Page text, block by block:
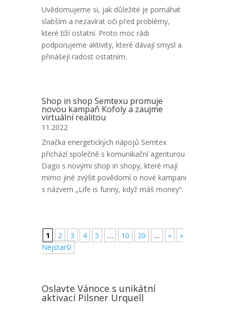
Uvědomujeme si, jak důležité je pomáhat
slabším a nezavírat oči před problémy,
které tíží ostatní. Proto moc rádi
podporujeme aktivity, které dávají smysl a
přinášejí radost ostatním.
Shop in shop Semtexu promuje
novou kampaň Kofoly a zaujme
virtuální realitou
11.2022
Značka energetických nápojů Semtex
přichází společně s komunikační agenturou
Dago s novými shop in shopy, které mají
mimo jiné zvýšit povědomí o nové kampani
s názvem „Life is funny, když máš money“.
1 2 3 4 5 … 10 20 … »
»
Nejstarší
Oslavte Vánoce s unikátní
aktivací Pilsner Urquell